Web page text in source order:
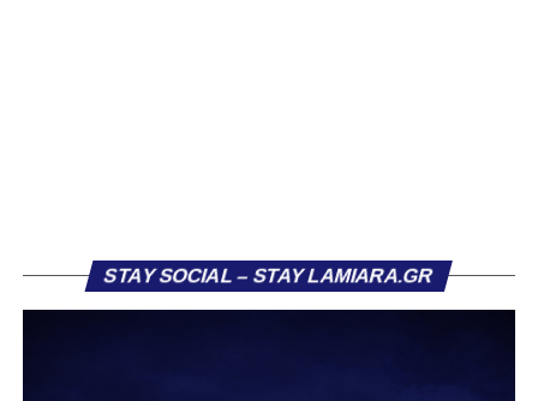
«Ο Α.Ο. Σαρωνικός Αναβύσσου ανακοινώνει την
STAY SOCIAL – STAY LAMIARA.GR